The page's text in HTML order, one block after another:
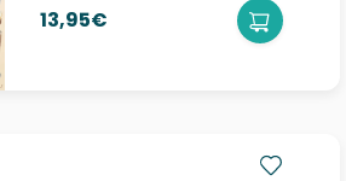
13,95€